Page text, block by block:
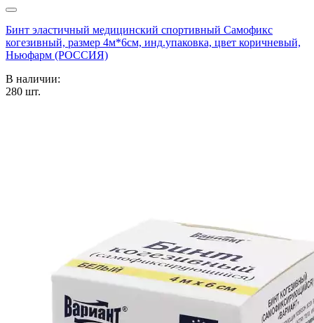
Бинт эластичный медицинский спортивный Самофикс
когезивный, размер 4м*6см, инд.упаковка, цвет коричневый,
Ньюфарм (РОССИЯ)
В наличии:
280 шт.